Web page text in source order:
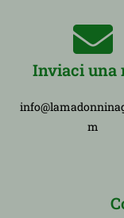
Inviaci una
m